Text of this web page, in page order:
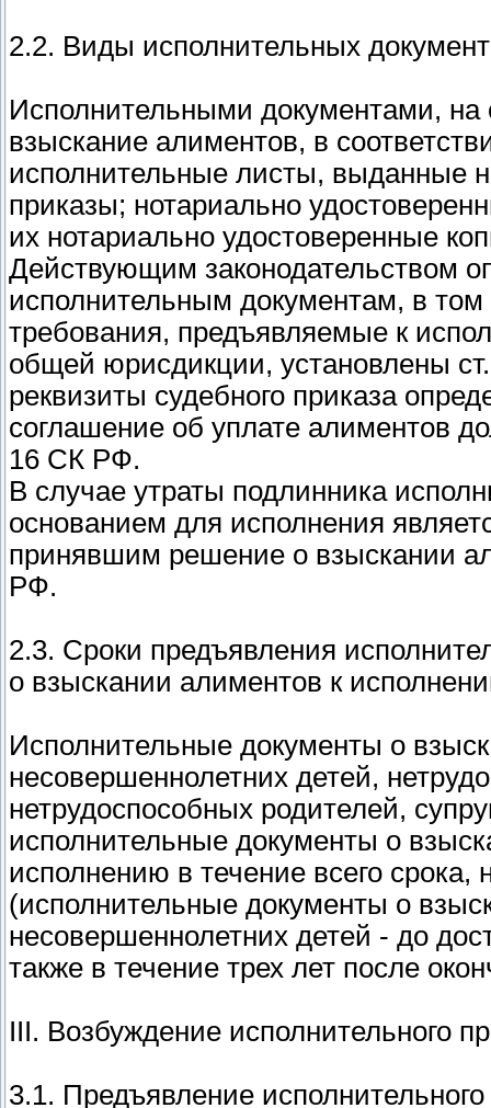
2.2. Виды исполнительных
Исполнительными документами, на
взыскание алиментов, в
исполнительные листы, выданные
приказы; нотариально
их нотариально удостоверенные
Действующим законодательством
исполнительным документам, в том
требования, предъявляемые к
общей юрисдикции, установлены
реквизиты судебного приказа
соглашение об уплате алиментов
16 СК РФ.
В случае утраты подлинника
основанием для исполнения
принявшим решение о взыскании
РФ.
2.3. Сроки предъявления
о взыскании алиментов к
Исполнительные документы о
несовершеннолетних детей,
нетрудоспособных родителей,
исполнительные документы о
исполнению в течение всего
(исполнительные документы о
несовершеннолетних детей - до
также в течение трех лет после
III. Возбуждение исполнительного
3.1. Предъявление